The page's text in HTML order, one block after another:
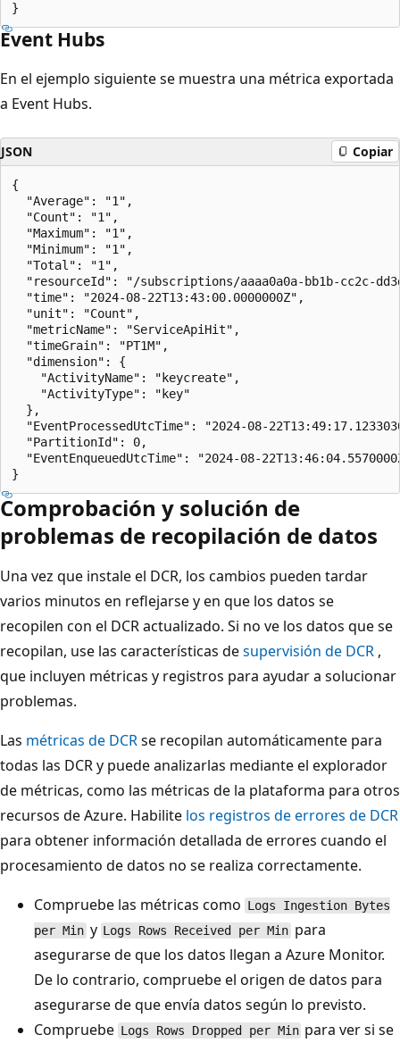
Event Hubs
En el ejemplo siguiente se muestra una métrica exportada
a Event Hubs.
JSON Copiar
{
  "Average": "1",
  "Count": "1",
  "Maximum": "1",
  "Minimum": "1",
  "Total": "1",
"resourceId": "/subscriptions/aaaa0a0a-bb1b-cc2c-
  "time": "2024-08-22T13:43:00.0000000Z",
  "unit": "Count",
  "metricName": "ServiceApiHit",
  "timeGrain": "PT1M",
  "dimension": {
    "ActivityName": "keycreate",
    "ActivityType": "key"
  },
"EventProcessedUtcTime": "2024-08-
  "PartitionId": 0,
"EventEnqueuedUtcTime": "2024-08-
Comprobación y solución de
problemas de recopilación de datos
Una vez que instale el DCR, los cambios pueden tardar
varios minutos en reflejarse y en que los datos se
recopilen con el DCR actualizado. Si no ve los datos que se
recopilan, use las características desupervisión de DCR ,
que incluyen métricas y registros para ayudar a solucionar
problemas.
Las métricas de DCRse recopilan automáticamente para
todas las DCR y puede analizarlas mediante el explorador
de métricas, como las métricas de la plataforma para otros
recursos de Azure. Habilite los registros de errores de DCR
para obtener información detallada de errores cuando el
procesamiento de datos no se realiza correctamente.
Compruebe las métricas como Logs Ingestion Bytes
per Min y Logs Rows Received per Min para
asegurarse de que los datos llegan a Azure Monitor.
De lo contrario, compruebe el origen de datos para
asegurarse de que envía datos según lo previsto.
Compruebe Logs Rows Dropped per Min para ver si se